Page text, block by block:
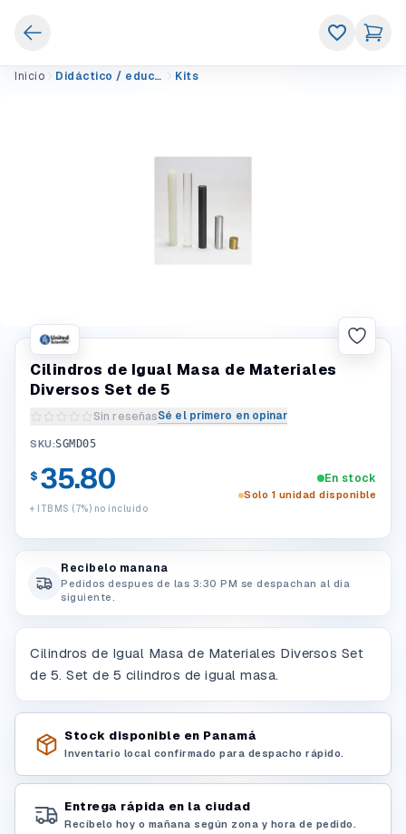
Inicio Didáctico / educativo Kits
Cilindros de Igual Masa de Materiales
Diversos Set de 5
Sin reseñasSé el primero en opinar
Escribir una reseña del producto
SKU:SGMD05
$ 35.80
+ ITBMS (7%) no incluido
En stock
Solo 1 unidad disponible
Recibelo manana
Pedidos despues de las 3:30 PM se despachan al dia
siguiente.
Cilindros de Igual Masa de Materiales Diversos Set
de 5. Set de 5 cilindros de igual masa.
Stock disponible en Panamá
Inventario local confirmado para despacho rápido.
Entrega rápida en la ciudad
Recíbelo hoy o mañana según zona y hora de pedido.